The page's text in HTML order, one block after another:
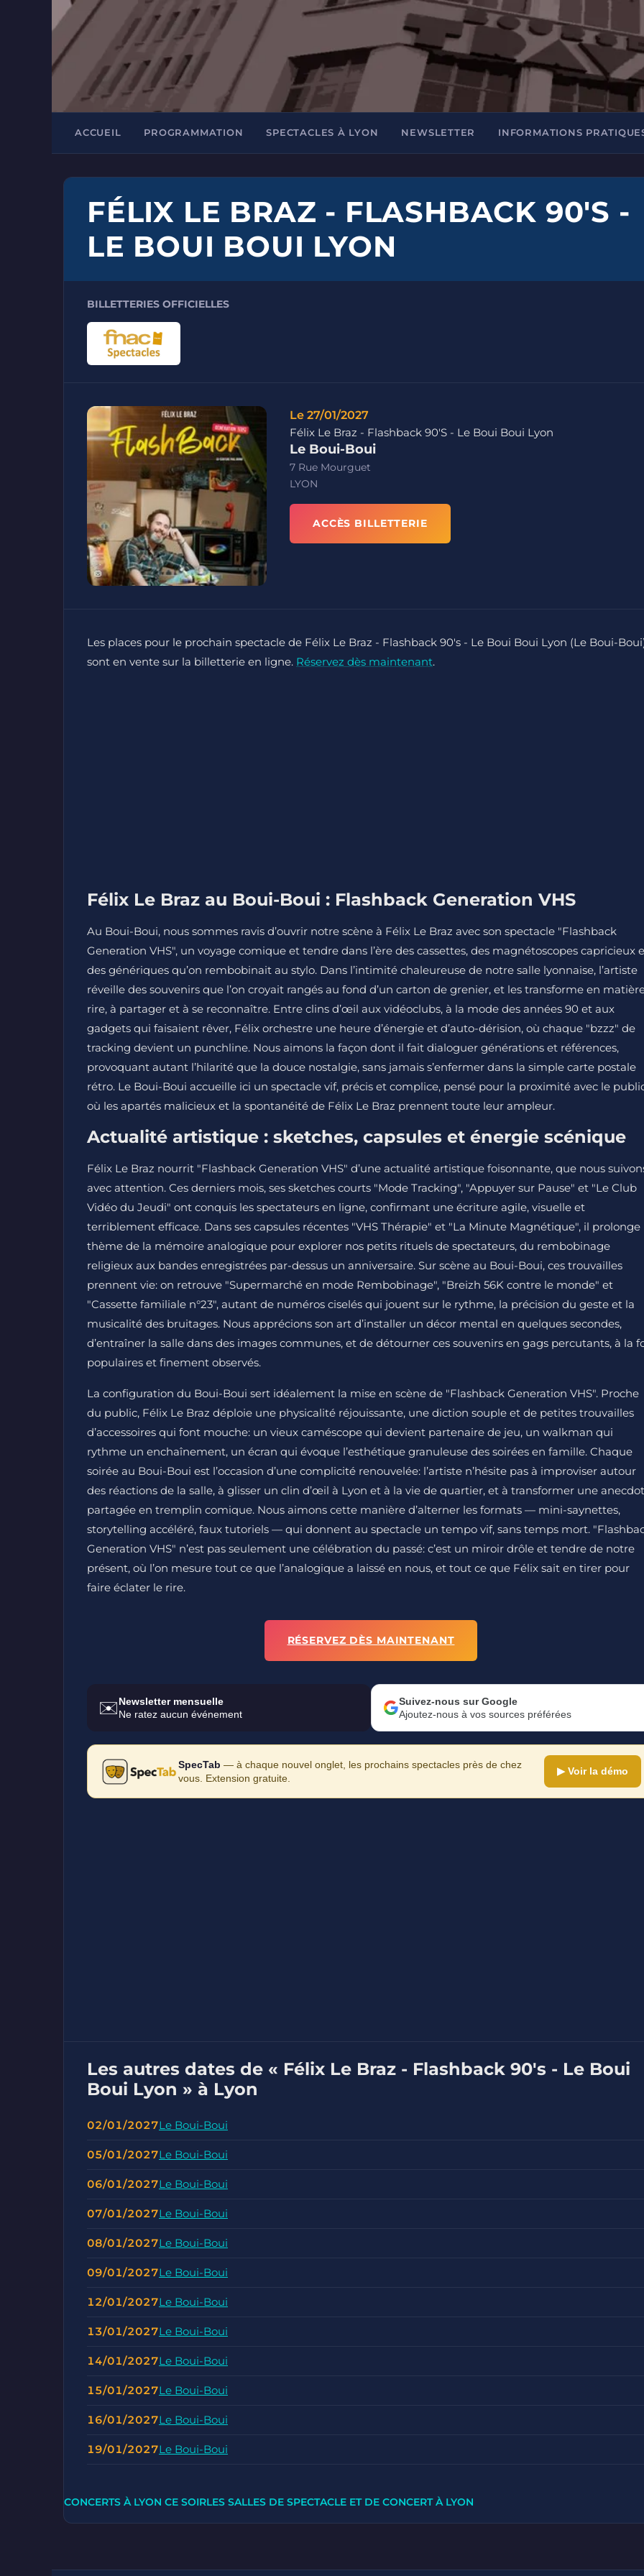
ACCUEIL PROGRAMMATION SPECTACLES À LYON NEWSLETTER INFORMATIONS
FÉLIX LE BRAZ - FLASHBACK 90'S -
LE BOUI BOUI LYON
BILLETTERIES OFFICIELLES
Le 27/01/2027
Félix Le Braz - Flashback 90'S - Le Boui Boui Lyon
Le Boui-Boui
7 Rue Mourguet
LYON
ACCÈS BILLETTERIE
Les places pour le prochain spectacle de Félix Le Braz - Flashback 90's - Le Boui Boui Lyon (Le Boui-
sont en vente sur la billetterie en ligne. Réservez dès maintenant.
Félix Le Braz au Boui-Boui : Flashback Generation VHS
Au Boui-Boui, nous sommes ravis d’ouvrir notre scène à Félix Le Braz avec son spectacle "Flashback
Generation VHS", un voyage comique et tendre dans l’ère des cassettes, des magnétoscopes capricieux
des génériques qu’on rembobinait au stylo. Dans l’intimité chaleureuse de notre salle lyonnaise, l’artiste
réveille des souvenirs que l’on croyait rangés au fond d’un carton de grenier, et les transforme en
rire, à partager et à se reconnaître. Entre clins d’œil aux vidéoclubs, à la mode des années 90 et aux
gadgets qui faisaient rêver, Félix orchestre une heure d’énergie et d’auto-dérision, où chaque "bzzz" de
tracking devient un punchline. Nous aimons la façon dont il fait dialoguer générations et références,
provoquant autant l’hilarité que la douce nostalgie, sans jamais s’enfermer dans la simple carte postale
rétro. Le Boui-Boui accueille ici un spectacle vif, précis et complice, pensé pour la proximité avec le
où les apartés malicieux et la spontanéité de Félix Le Braz prennent toute leur ampleur.
Actualité artistique : sketches, capsules et énergie scénique
Félix Le Braz nourrit "Flashback Generation VHS" d’une actualité artistique foisonnante, que nous
avec attention. Ces derniers mois, ses sketches courts "Mode Tracking", "Appuyer sur Pause" et "Le Club
Vidéo du Jeudi" ont conquis les spectateurs en ligne, confirmant une écriture agile, visuelle et
terriblement efficace. Dans ses capsules récentes "VHS Thérapie" et "La Minute Magnétique", il prolonge
thème de la mémoire analogique pour explorer nos petits rituels de spectateurs, du rembobinage
religieux aux bandes enregistrées par-dessus un anniversaire. Sur scène au Boui-Boui, ces trouvailles
prennent vie: on retrouve "Supermarché en mode Rembobinage", "Breizh 56K contre le monde" et
"Cassette familiale n°23", autant de numéros ciselés qui jouent sur le rythme, la précision du geste et la
musicalité des bruitages. Nous apprécions son art d’installer un décor mental en quelques secondes,
d’entraîner la salle dans des images communes, et de détourner ces souvenirs en gags percutants, à la
populaires et finement observés.
La configuration du Boui-Boui sert idéalement la mise en scène de "Flashback Generation VHS". Proche
du public, Félix Le Braz déploie une physicalité réjouissante, une diction souple et de petites trouvailles
d’accessoires qui font mouche: un vieux caméscope qui devient partenaire de jeu, un walkman qui
rythme un enchaînement, un écran qui évoque l’esthétique granuleuse des soirées en famille. Chaque
soirée au Boui-Boui est l’occasion d’une complicité renouvelée: l’artiste n’hésite pas à improviser autour
des réactions de la salle, à glisser un clin d’œil à Lyon et à la vie de quartier, et à transformer une
partagée en tremplin comique. Nous aimons cette manière d’alterner les formats — mini-saynettes,
storytelling accéléré, faux tutoriels — qui donnent au spectacle un tempo vif, sans temps mort.
Generation VHS" n’est pas seulement une célébration du passé: c’est un miroir drôle et tendre de notre
présent, où l’on mesure tout ce que l’analogique a laissé en nous, et tout ce que Félix sait en tirer pour
faire éclater le rire.
RÉSERVEZ DÈS MAINTENANT
✉️Newsletter mensuelle
Ne ratez aucun événement
Suivez-nous sur Google
Ajoutez-nous à vos sources préférées
SpecTab — à chaque nouvel onglet, les prochains spectacles près de chez
vous. Extension gratuite.
▶ Voir la démo
Les autres dates de « Félix Le Braz - Flashback 90's - Le Boui
Boui Lyon » à Lyon
02/01/2027Le Boui-Boui
05/01/2027Le Boui-Boui
06/01/2027Le Boui-Boui
07/01/2027Le Boui-Boui
08/01/2027Le Boui-Boui
09/01/2027Le Boui-Boui
12/01/2027Le Boui-Boui
13/01/2027Le Boui-Boui
14/01/2027Le Boui-Boui
15/01/2027Le Boui-Boui
16/01/2027Le Boui-Boui
19/01/2027Le Boui-Boui
CONCERTS À LYON CE SOIRLES SALLES DE SPECTACLE ET DE CONCERT À LYON